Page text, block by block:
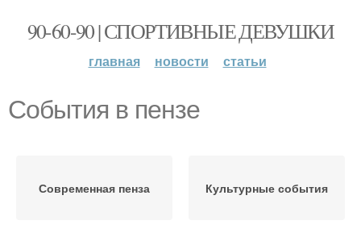
90-60-90 | СПОРТИВНЫЕ ДЕВУШКИ
главная новости статьи
События в пензе
Современная пенза Культурные события